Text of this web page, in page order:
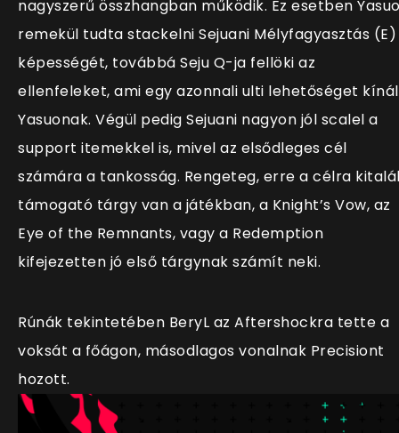
nagyszerű összhangban működik. Ez esetben
remekül tudta stackelni Sejuani Mélyfagyasztás (E)
képességét, továbbá Seju Q-ja fellöki az
ellenfeleket, ami egy azonnali ulti lehetőséget kínál
Yasuonak. Végül pedig Sejuani nagyon jól scalel a
support itemekkel is, mivel az elsődleges cél
számára a tankosság. Rengeteg, erre a célra
támogató tárgy van a játékban, a Knight’s Vow, az
Eye of the Remnants, vagy a Redemption
kifejezetten jó első tárgynak számít neki.
Rúnák tekintetében BeryL az Aftershockra tette a
voksát a főágon, másodlagos vonalnak Precisiont
hozott.